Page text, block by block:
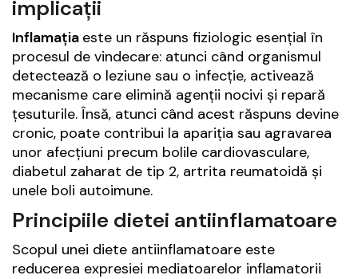
implicații
Inflamația este un răspuns fiziologic esențial în
procesul de vindecare: atunci când organismul
detectează o leziune sau o infecție, activează
mecanisme care elimină agenții nocivi și repară
țesuturile. Însă, atunci când acest răspuns devine
cronic, poate contribui la apariția sau agravarea
unor afecțiuni precum bolile cardiovasculare,
diabetul zaharat de tip 2, artrita reumatoidă și
unele boli autoimune.
Principiile dietei antiinflamatoare
Scopul unei diete antiinflamatoare este
reducerea expresiei mediatoarelor inflamatorii